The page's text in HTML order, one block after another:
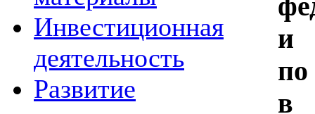
Инвестиционная
деятельность
Развитие
в